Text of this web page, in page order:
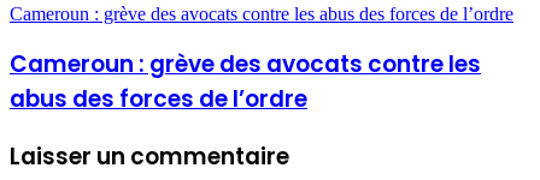
Cameroun : grève des avocats contre les abus des forces de l’ordre
Cameroun : grève des avocats contre les
abus des forces de l’ordre
Laisser un commentaire